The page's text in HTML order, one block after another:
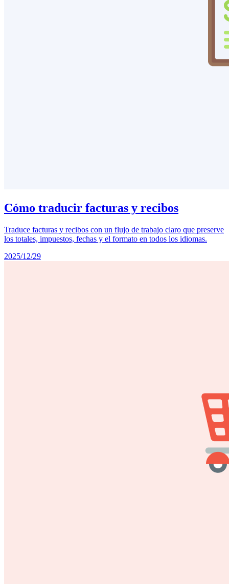
Cómo traducir facturas y recibos
Traduce facturas y recibos con un flujo de trabajo claro que preserve
los totales, impuestos, fechas y el formato en todos los idiomas.
2025/12/29